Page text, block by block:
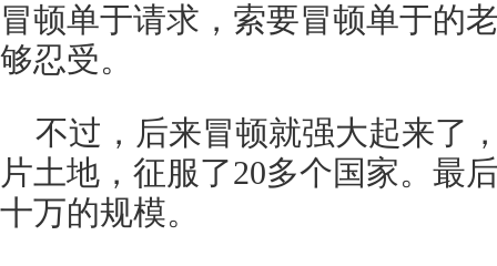
冒顿单于请求，索要冒顿单于的
够忍受。
不过，后来冒顿就强大起来了
片土地，征服了20多个国家。最
十万的规模。